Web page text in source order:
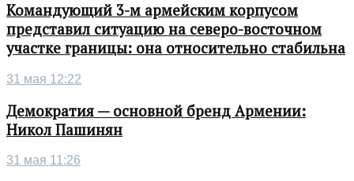
Командующий 3-м армейским корпусом
представил ситуацию на северо-восточном
участке границы: она относительно стабильна
31 мая 12:22
Демократия — основной бренд Армении:
Никол Пашинян
31 мая 11:26